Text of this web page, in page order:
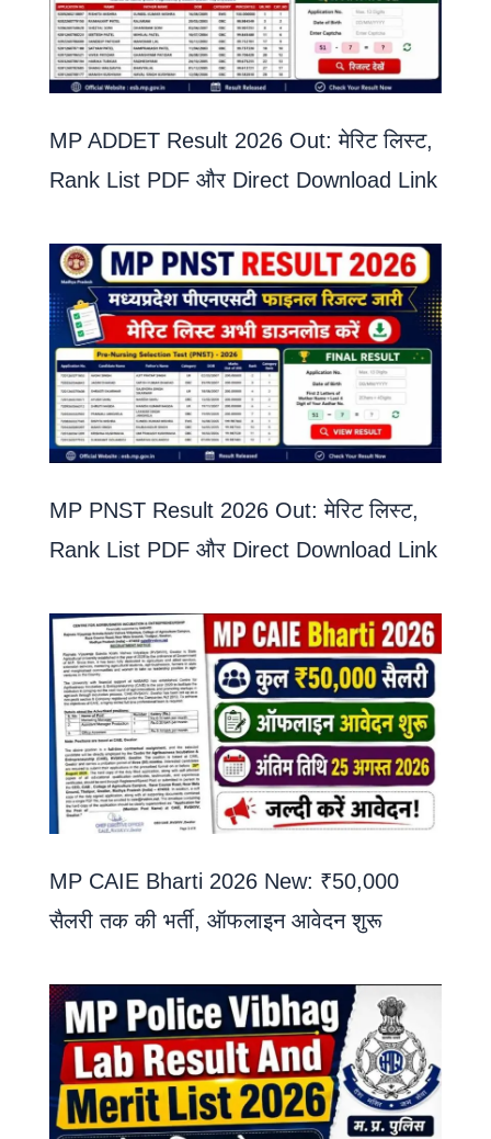
MP ADDET Result 2026 Out: मेरिट लिस्ट,
Rank List PDF और Direct Download Link
MP PNST Result 2026 Out: मेरिट लिस्ट,
Rank List PDF और Direct Download Link
MP CAIE Bharti 2026 New: ₹50,000
सैलरी तक की भर्ती, ऑफलाइन आवेदन शुरू